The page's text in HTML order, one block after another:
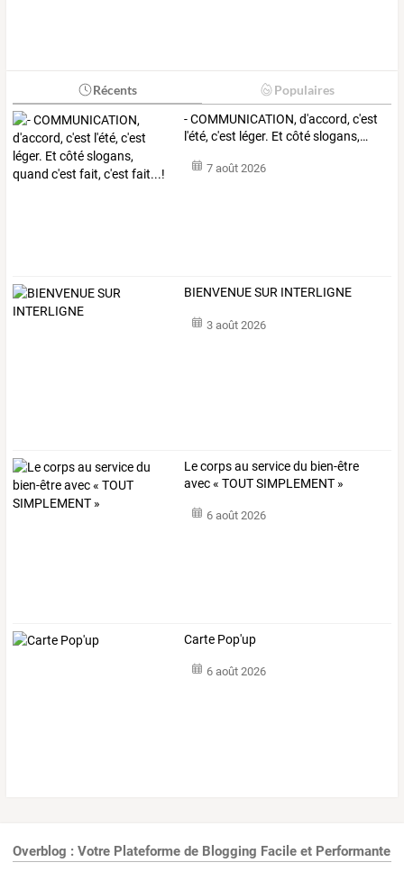
Récents Populaires
-COMMUNICATION, d'accord, c'est
l'été, c'est léger. Et côtéslogans,…
7 août 2026
BIENVENUE SUR INTERLIGNE
3 août 2026
Le corps au service du bien-être
avec « TOUT SIMPLEMENT »
6 août 2026
Carte Pop'up
6 août 2026
Overblog : Votre Plateforme de Blogging Facile et Performante